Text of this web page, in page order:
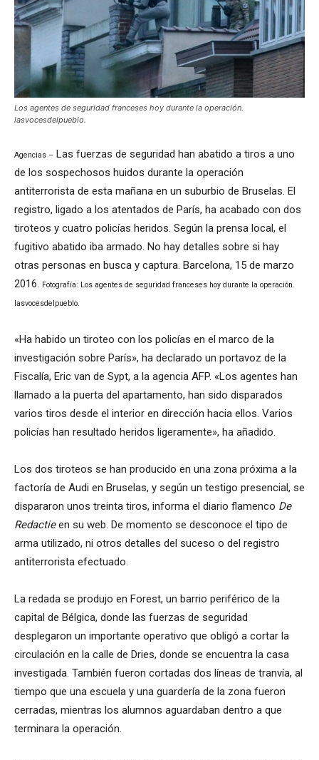
Los agentes de seguridad franceses hoy durante la operación.
lasvocesdelpueblo.
Agencias – Las fuerzas de seguridad han abatido a tiros a uno
de los sospechosos huidos durante la operación
antiterrorista de esta mañana en un suburbio de Bruselas. El
registro, ligado a los atentados de París, ha acabado con dos
tiroteos y cuatro policías heridos. Según la prensa local, el
fugitivo abatido iba armado. No hay detalles sobre si hay
otras personas en busca y captura. Barcelona, 15 de marzo
2016. Fotografía: Los agentes de seguridad franceses hoy durante la operación.
lasvocesdelpueblo.
«Ha habido un tiroteo con los policías en el marco de la
investigación sobre París», ha declarado un portavoz de la
Fiscalía, Eric van de Sypt, a la agencia AFP. «Los agentes han
llamado a la puerta del apartamento, han sido disparados
varios tiros desde el interior en dirección hacia ellos. Varios
policías han resultado heridos ligeramente», ha añadido.
Los dos tiroteos se han producido en una zona próxima a la
factoría de Audi en Bruselas, y según un testigo presencial, se
dispararon unos treinta tiros, informa el diario flamenco De
Redactieen su web. De momento se desconoce el tipo de
arma utilizado, ni otros detalles del suceso o del registro
antiterrorista efectuado.
La redada se produjo en Forest, un barrio periférico de la
capital de Bélgica, donde las fuerzas de seguridad
desplegaron un importante operativo que obligó a cortar la
circulación en la calle de Dries, donde se encuentra la casa
investigada. También fueron cortadas dos líneas de tranvía, al
tiempo que una escuela y una guardería de la zona fueron
cerradas, mientras los alumnos aguardaban dentro a que
terminara la operación.